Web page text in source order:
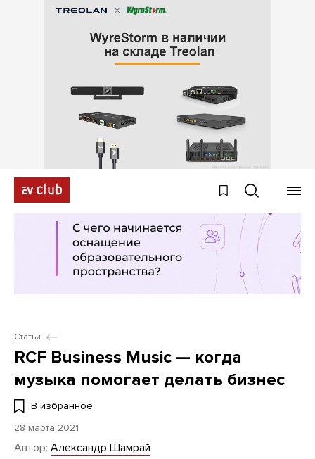
Статьи
RCF Business Music — когда
музыка помогает делать бизнес
В избранное
28 марта 2021
Автор: Александр Шамрай